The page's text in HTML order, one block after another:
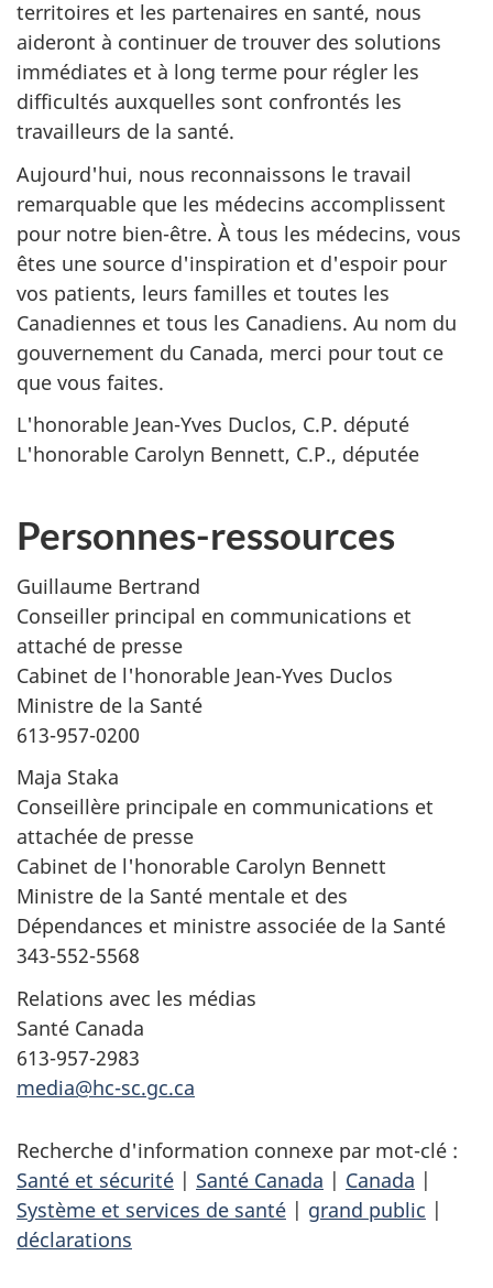
territoires et les partenaires en santé, nous
aideront à continuer de trouver des solutions
immédiates et à long terme pour régler les
difficultés auxquelles sont confrontés les
travailleurs de la santé.
Aujourd'hui, nous reconnaissons le travail
remarquable que les médecins accomplissent
pour notre bien-être. À tous les médecins, vous
êtes une source d'inspiration et d'espoir pour
vos patients, leurs familles et toutes les
Canadiennes et tous les Canadiens. Au nom du
gouvernement du Canada, merci pour tout ce
que vous faites.
L'honorable Jean-Yves Duclos, C.P. député
L'honorable Carolyn Bennett, C.P., députée
Personnes-ressources
Guillaume Bertrand
Conseiller principal en communications et
attaché de presse
Cabinet de l'honorable Jean-Yves Duclos
Ministre de la Santé
613-957-0200
Maja Staka
Conseillère principale en communications et
attachée de presse
Cabinet de l'honorable Carolyn Bennett
Ministre de la Santé mentale et des
Dépendances et ministre associée de la Santé
343-552-5568
Relations avec les médias
Santé Canada
613-957-2983
media@hc-sc.gc.ca
Recherche d'information connexe par mot-clé :
Santé et sécurité | Santé Canada | Canada |
Système et services de santé | grand public |
déclarations